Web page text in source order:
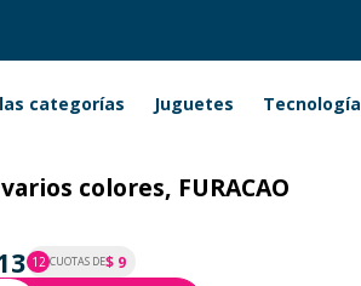
categorías Juguetes Tecnología
colores, FURACAO
12 CUOTAS DE$ 9
P.T.F. $ 112